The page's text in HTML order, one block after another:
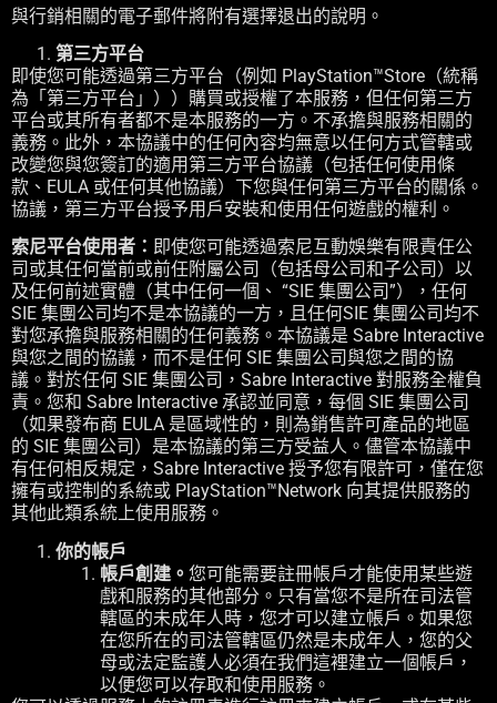
與行銷相關的電子郵件將附有選擇退出的說明。
第三方平台
即使您可能透過第三方平台（例如 PlayStation™Store（統稱
為「第三方平台」））購買或授權了本服務，但任何第三方
平台或其所有者都不是本服務的一方。不承擔與服務相關的
義務。此外，本協議中的任何內容均無意以任何方式管轄或
改變您與您簽訂的適用第三方平台協議（包括任何使用條
款、EULA 或任何其他協議）下您與任何第三方平台的關係。
協議，第三方平台授予用戶安裝和使用任何遊戲的權利。
索尼平台使用者： 即使您可能透過索尼互動娛樂有限責任公
司或其任何當前或前任附屬公司（包括母公司和子公司）以
及任何前述實體（其中任何一個、 “SIE 集團公司”），任何
SIE 集團公司均不是本協議的一方，且任何SIE 集團公司均不
對您承擔與服務相關的任何義務。本協議是 Sabre Interactive
與您之間的協議，而不是任何 SIE 集團公司與您之間的協
議。對於任何 SIE 集團公司，Sabre Interactive 對服務全權負
責。您和 Sabre Interactive 承認並同意，每個 SIE 集團公司
（如果發布商 EULA 是區域性的，則為銷售許可產品的地區
的 SIE 集團公司）是本協議的第三方受益人。儘管本協議中
有任何相反規定，Sabre Interactive 授予您有限許可，僅在您
擁有或控制的系統或 PlayStation™Network 向其提供服務的
其他此類系統上使用服務。
你的帳戶
帳戶創建。 您可能需要註冊帳戶才能使用某些遊
戲和服務的其他部分。只有當您不是所在司法管
轄區的未成年人時，您才可以建立帳戶。如果您
在您所在的司法管轄區仍然是未成年人，您的父
母或法定監護人必須在我們這裡建立一個帳戶，
以便您可以存取和使用服務。